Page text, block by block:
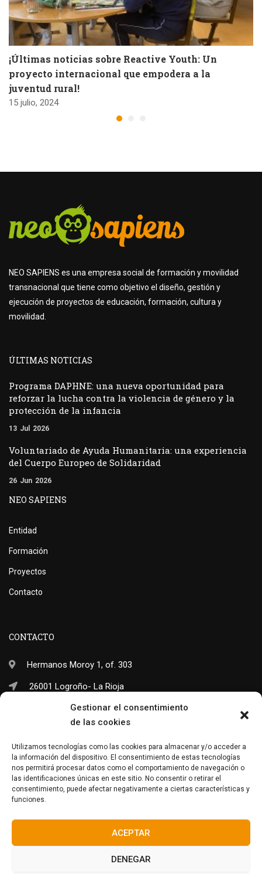
Gestionar el consentimiento
de las cookies
Utilizamos tecnologías como las cookies para almacenar y/o acceder a
la información del dispositivo. El consentimiento de estas tecnologías
nos permitirá procesar datos como el comportamiento de navegación o
las identificaciones únicas en este sitio. No consentir o retirar el
consentimiento, puede afectar negativamente a ciertas características y
funciones.
ACEPTAR
DENEGAR
¡Últimas noticias sobre Reactive Youth: Un
proyecto internacional que empodera a la
juventud rural!
15 julio, 2024
NEO SAPIENS es una empresa social de formación y movilidad
transnacional que tiene como objetivo el diseño, gestión y
ejecución de proyectos de educación, formación, cultura y
movilidad.
ÚLTIMAS NOTICIAS
Programa DAPHNE: una nueva oportunidad para
reforzar la lucha contra la violencia de género y la
protección de la infancia
13 Jul 2026
Voluntariado de Ayuda Humanitaria: una experiencia
del Cuerpo Europeo de Solidaridad
26 Jun 2026
NEO SAPIENS
Entidad
Formación
Proyectos
Contacto
CONTACTO
Hermanos Moroy 1, of. 303
26001 Logroño- La Rioja
(+34) 941 703 245
FacebookTwitterInstagram